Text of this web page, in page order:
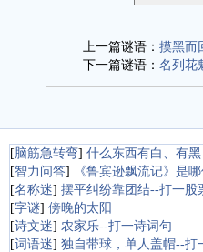
上一篇谜语： 摸黑而
下一篇谜语： 名列花
[脑筋急转弯] 什么东西有白、有
[智力问答] 《鲁宾逊飘流记》是
[名称迷] 摆平纠纷靠团结--打一股
[字谜] 傍晚的太阳
[诗文迷] 农家乐--打一诗词句
[词语迷] 独自带球，单人盖帽--打